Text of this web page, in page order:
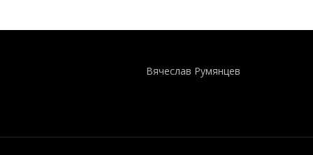
Вячеслав Румянцев